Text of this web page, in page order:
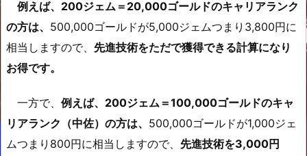
例えば、200ジェム＝20,000ゴールドのキャリアランク
の方は、 500,000ゴールドが5,000ジェムつまり3,800円に
相当しますので、 先進技術をただで獲得できる計算になり
お得です。
一方で、 例えば、200ジェム＝100,000ゴールドのキャ
リアランク（中佐）の方は、 500,000ゴールドが1,000ジェ
ムつまり800円に相当しますので、 先進技術を3,000円